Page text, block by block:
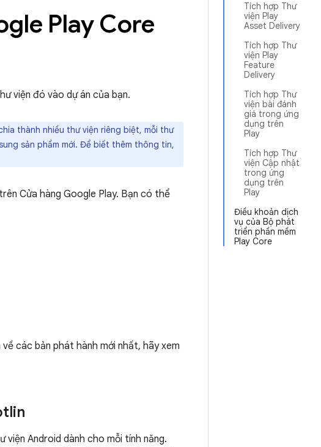
Tích hợp Thư
viện Play
Asset Delivery
Tích hợp Thư
viện Play
Feature
Delivery
Tích hợp Thư
viện bài đánh
giá trong ứng
dụng trên
Play
Tích hợp Thư
viện Cập nhật
trong ứng
dụng trên
Play
Điều khoản dịch
vụ của Bộ phát
triển phần mềm
Play Core
Play Core
viện đó vào dự án của bạn.
thành nhiều thư viện riêng biệt, mỗi thư
sản phẩm mới. Để biết thêm thông tin,
Cửa hàng Google Play. Bạn có thể
các bản phát hành mới nhất, hãy xem
viện Android dành cho mỗi tính năng.